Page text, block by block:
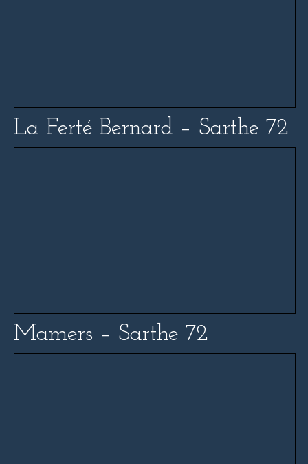
La Ferté Bernard – Sarthe 72
Mamers – Sarthe 72